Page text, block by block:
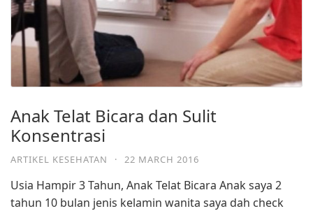
Anak Telat Bicara dan Sulit
Konsentrasi
ARTIKEL KESEHATAN · 22 MARCH 2016
Usia Hampir 3 Tahun, Anak Telat Bicara Anak saya 2
tahun 10 bulan jenis kelamin wanita saya dah check